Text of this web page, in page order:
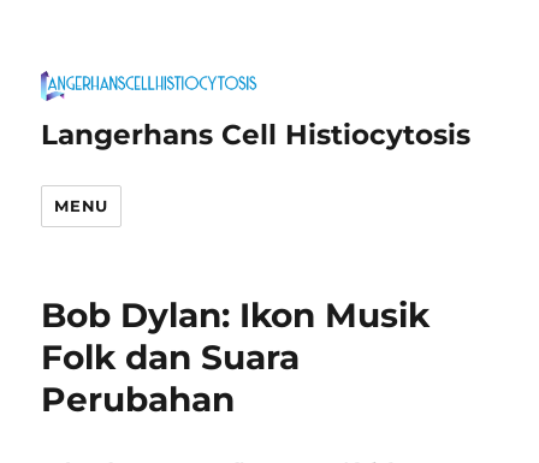
Langerhans Cell Histiocytosis
MENU
Bob Dylan: Ikon Musik
Folk dan Suara
Perubahan